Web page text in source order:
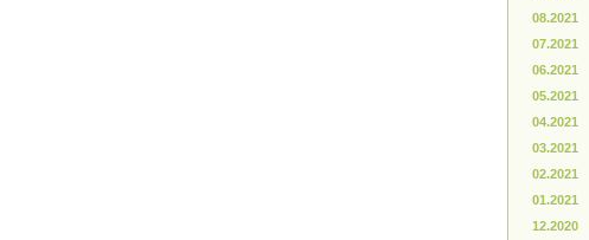
08.2021
07.2021
06.2021
05.2021
04.2021
03.2021
02.2021
01.2021
12.2020